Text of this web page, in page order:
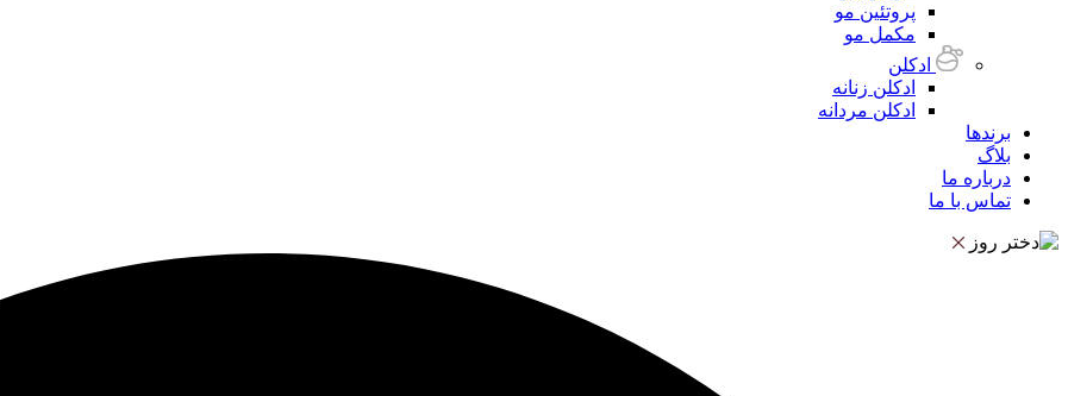
پروتئین مو
مکمل مو
ادکلن
ادکلن زنانه
ادکلن مردانه
برندها
بلاگ
درباره ما
تماس با ما